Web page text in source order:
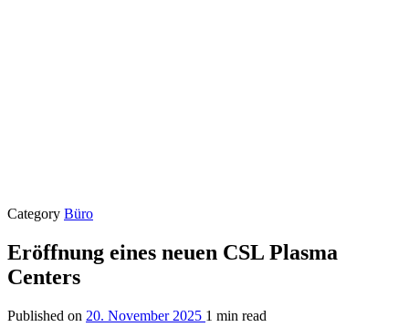
Category Büro
Eröffnung eines neuen CSL Plasma
Centers
Published on 20. November 2025 1 min read